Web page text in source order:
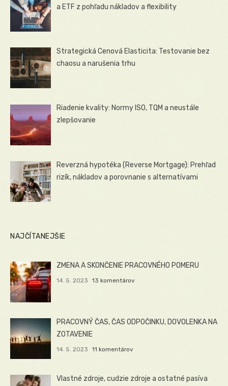
a ETF z pohľadu nákladov a flexibility
Strategická Cenová Elasticita: Testovanie bez
chaosu a narušenia trhu
Riadenie kvality: Normy ISO, TQM a neustále
zlepšovanie
Reverzná hypotéka (Reverse Mortgage): Prehľad
rizík, nákladov a porovnanie s alternatívami
NAJČÍTANEJŠIE
ZMENA A SKONČENIE PRACOVNÉHO POMERU
14. 5. 2023 13 komentárov
PRACOVNÝ ČAS, ČAS ODPOČINKU, DOVOLENKA NA
ZOTAVENIE
14. 5. 2023 11 komentárov
Vlastné zdroje, cudzie zdroje a ostatné pasíva